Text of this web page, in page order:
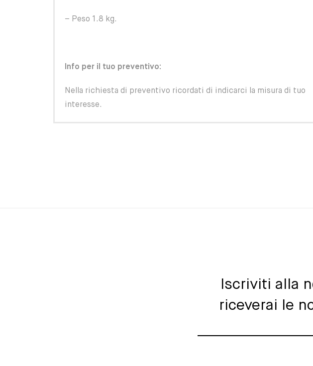
– Peso 1.8 kg.
Info per il tuo preventivo:
Nella richiesta di preventivo ricordati di indicarci la misura di tuo
interesse.
Iscriviti alla
riceverai le